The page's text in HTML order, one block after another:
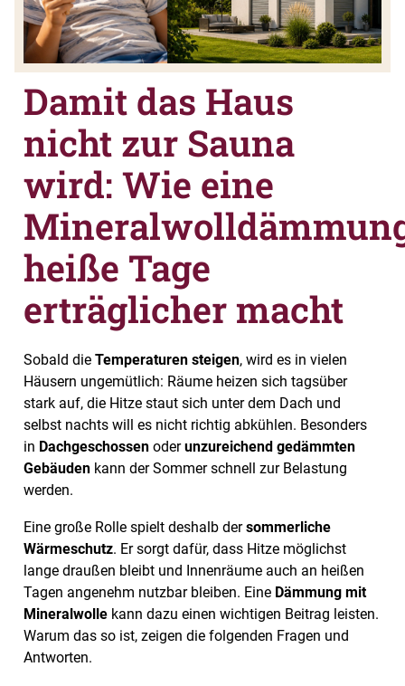
Damit das Haus
nicht zur Sauna
wird: Wie eine
heiße Tage
erträglicher macht
Sobald die Temperaturen steigen, wird es in vielen
Häusern ungemütlich: Räume heizen sich tagsüber
stark auf, die Hitze staut sich unter dem Dach und
selbst nachts will es nicht richtig abkühlen. Besonders
in Dachgeschossen oderunzureichend gedämmten
Gebäuden kann der Sommer schnell zur Belastung
werden.
Eine große Rolle spielt deshalb dersommerliche
Wärmeschutz. Er sorgt dafür, dass Hitze möglichst
lange draußen bleibt und Innenräume auch an heißen
Tagen angenehm nutzbar bleiben. Eine Dämmung mit
Mineralwolle kann dazu einen wichtigen Beitrag leisten.
Warum das so ist, zeigen die folgenden Fragen und
Antworten.